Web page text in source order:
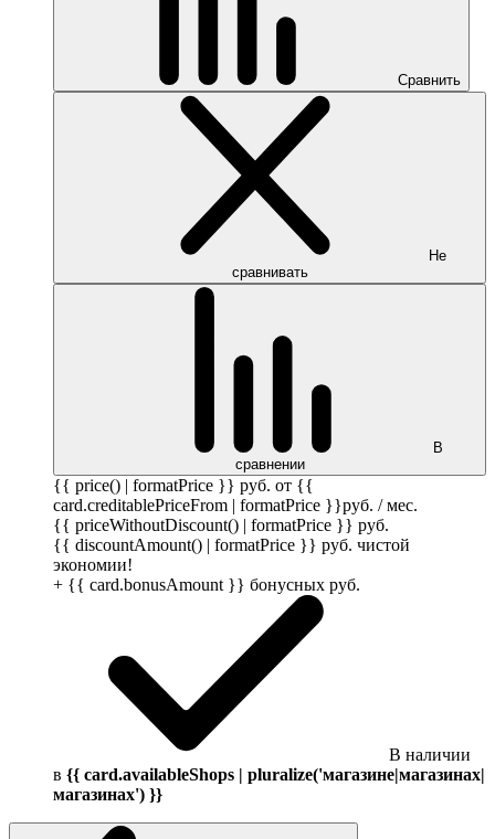
Сравнить
Не
сравнивать
В
сравнении
{{ price() | formatPrice }} руб. от {{
card.creditablePriceFrom | formatPrice }}руб. / мес.
{{ priceWithoutDiscount() | formatPrice }} руб.
{{ discountAmount() | formatPrice }} руб. чистой
экономии!
+ {{ card.bonusAmount }} бонусных руб.
В наличии
в {{ card.availableShops | pluralize('магазине|магазинах|
магазинах') }}